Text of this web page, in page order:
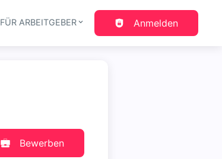
FÜR ARBEITGEBER Anmelden
Bewerben